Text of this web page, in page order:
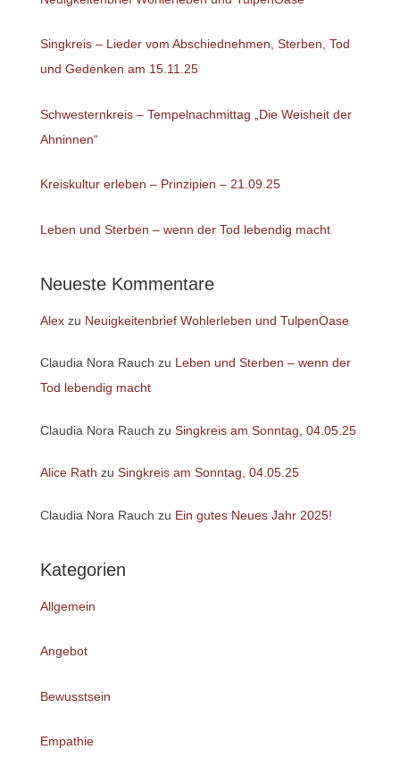
Singkreis – Lieder vom Abschiednehmen, Sterben, Tod
und Gedenken am 15.11.25
Schwesternkreis – Tempelnachmittag „Die Weisheit der
Ahninnen“
Kreiskultur erleben – Prinzipien – 21.09.25
Leben und Sterben – wenn der Tod lebendig macht
Neueste Kommentare
Alexzu Neuigkeitenbrief Wohlerleben und TulpenOase
Claudia Nora Rauch zu Leben und Sterben – wenn der
Tod lebendig macht
Claudia Nora Rauch zu Singkreis am Sonntag, 04.05.25
Alice Rath zu Singkreis am Sonntag, 04.05.25
Claudia Nora Rauch zu Ein gutes Neues Jahr 2025!
Kategorien
Allgemein
Angebot
Bewusstsein
Empathie